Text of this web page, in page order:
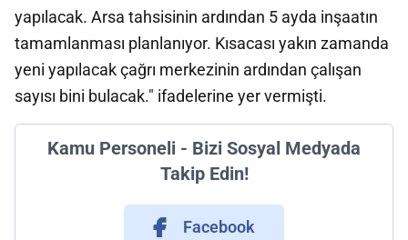
yapılacak. Arsa tahsisinin ardından 5 ayda inşaatın
tamamlanması planlanıyor. Kısacası yakın zamanda
yeni yapılacak çağrı merkezinin ardından çalışan
sayısı bini bulacak." ifadelerine yer vermişti.
Kamu Personeli - Bizi Sosyal Medyada
Takip Edin!
Facebook